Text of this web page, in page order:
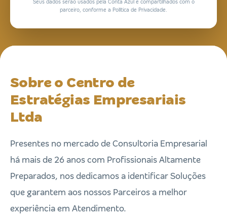
Seus dados serão usados pela Conta Azul e compartilhados com o
parceiro, conforme a Política de Privacidade.
Sobre o Centro de
Estratégias Empresariais
Ltda
Presentes no mercado de Consultoria Empresarial
há mais de 26 anos com Profissionais Altamente
Preparados, nos dedicamos a identificar Soluções
que garantem aos nossos Parceiros a melhor
experiência em Atendimento.